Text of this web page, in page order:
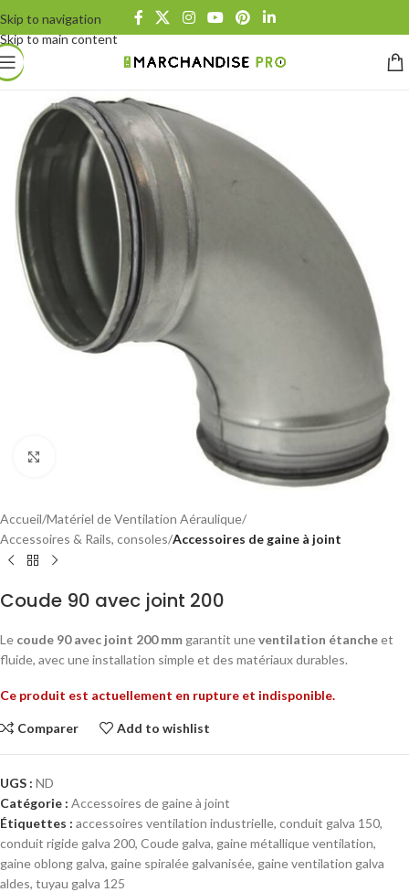
Skip to navigation
Skip to main content
Accueil Matériel de Ventilation Aéraulique
Accessoires & Rails, consoles Accessoires de gaine à joint
Coude 90 avec joint 200
Le coude 90 avec joint 200 mm garantit uneventilation étancheet
fluide, avec une installation simple et des matériaux durables.
Ce produit est actuellement en rupture et indisponible.
Comparer Add to wishlist
UGS : ND
Catégorie : Accessoires de gaine à joint
Étiquettes : accessoires ventilation industrielle, conduit galva 150,
conduit rigide galva 200, Coude galva, gaine métallique ventilation,
gaine oblong galva, gaine spiralée galvanisée, gaine ventilation galva
aldes, tuyau galva 125